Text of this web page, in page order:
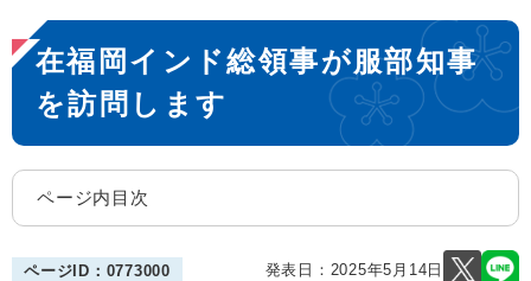
す
。
し
て
へ
本
文
在福岡インド総領事が服部知事
を訪問します
ページ内目次
ページID：0773000 発表日： 2025年5月14日